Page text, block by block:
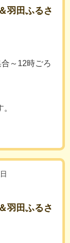
羽田ふるさ
～12時ごろ
羽田ふるさ